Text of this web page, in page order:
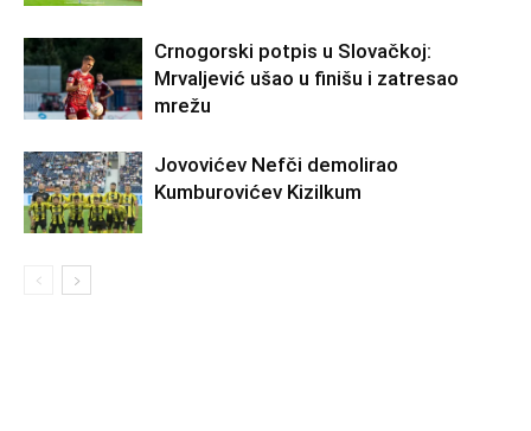
Crnogorski potpis u Slovačkoj:
Mrvaljević ušao u finišu i zatresao
mrežu
Jovovićev Nefči demolirao
Kumburovićev Kizilkum